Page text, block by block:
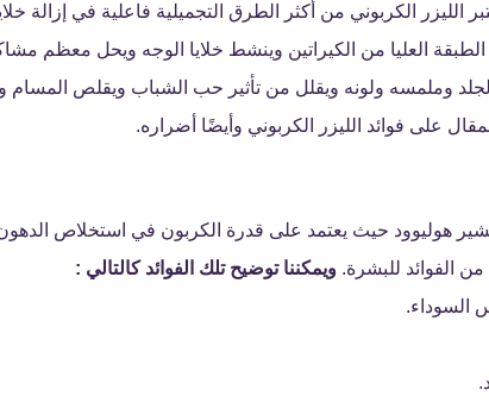
الليزر الكربوني من أكثر الطرق التجميلية فاعلية في إزالة
العليا من الكيراتين وينشط خلايا الوجه ويحل معظم
وملمسه ولونه ويقلل من تأثير حب الشباب ويقلص المسام
على فوائد الليزر الكربوني وأيضًا أضراره.
هوليوود حيث يعتمد على قدرة الكربون في استخلاص
الفوائد للبشرة. ويمكننا توضيح تلك الفوائد كالتالي :
السوداء.